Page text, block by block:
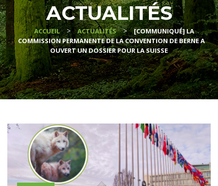
ACTUALITÉS
ACCUEIL > ACTUALITÉS > [COMMUNIQUÉ] LA
COMMISSION PERMANENTE DE LA CONVENTION DE BERNE A
OUVERT UN DOSSIER POUR LA SUISSE